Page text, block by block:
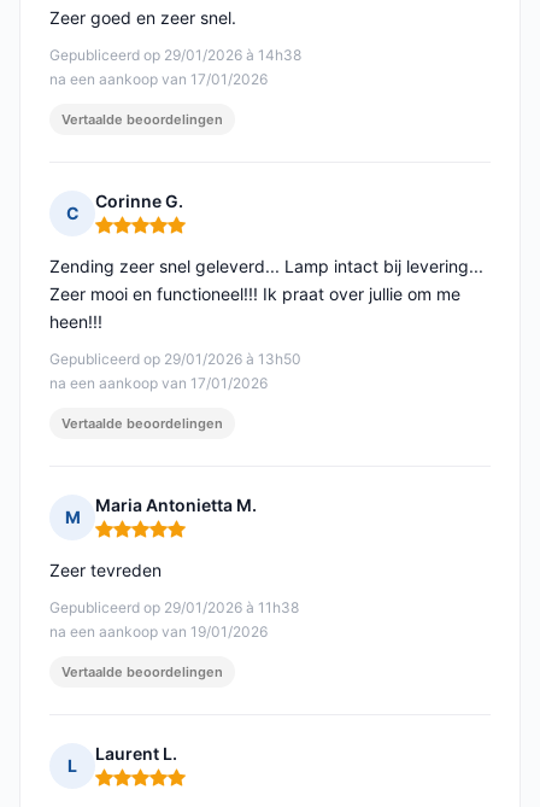
Gepubliceerd op 29/01/2026 à 14h38
na een aankoop van 17/01/2026
Zeer goed en zeer snel.
Vertaalde beoordelingen
C
Corinne G.
Opmerking: 5 van 5
Gepubliceerd op 29/01/2026 à 13h50
na een aankoop van 17/01/2026
Zending zeer snel geleverd... Lamp intact bij levering...
Zeer mooi en functioneel!!! Ik praat over jullie om me
heen!!!
Vertaalde beoordelingen
M
Maria Antonietta M.
Opmerking: 5 van 5
Gepubliceerd op 29/01/2026 à 11h38
na een aankoop van 19/01/2026
Zeer tevreden
Vertaalde beoordelingen
L
Laurent L.
Opmerking: 5 van 5